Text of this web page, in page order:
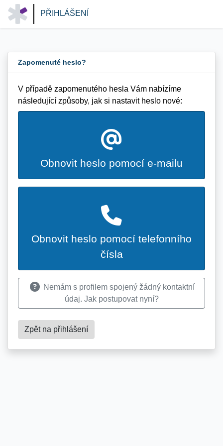
PŘIHLÁŠENÍ
Zapomenuté heslo?
V případě zapomenutého hesla Vám nabízíme
následující způsoby, jak si nastavit heslo nové:
Obnovit heslo pomocí e-mailu
Obnovit heslo pomocí telefonního
čísla
údaj. Jak postupovat nyní?
Zpět na přihlášení